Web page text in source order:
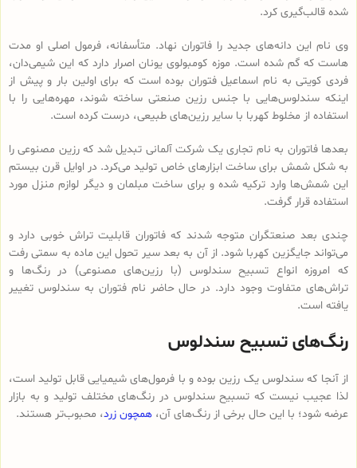
شده قالب‌گیری کرد.
وی نام این دانه‌های جدید را فاتوران نهاد. متأسفانه، فرمول اصلی او مدت
هاست که گم شده است. موزه کومبولوی یونان اصرار دارد که این شیمی‌دان،
فردی کویتی به نام اسماعیل فتوران بوده است که برای اولین بار و پیش از
اینکه سندلوس‌هایی با جنس رزین صنعتی ساخته شوند، مهره‌هایی را با
استفاده از مخلوط کهربا با سایر رزین‌های طبیعی، درست کرده است.
بعدها فاتوران به نام تجاری یک شرکت آلمانی تبدیل شد که رزین مصنوعی را
به شکل شمش برای ساخت ابزارهای خاص تولید می‌کرد. در اوایل قرن بیستم
این شمش‌ها وارد ترکیه شده و برای ساخت مبلمان و دیگر لوازم منزل مورد
استفاده قرار گرفت.
چندی بعد صنعتگران متوجه شدند که فاتوران قابلیت تراش خوبی دارد و
می‌تواند جایگزین کهربا شود. از آن به بعد سیر تحول این ماده به سمتی رفت
که امروزه انواع تسبیح‌ سندلوس (با رزین‌های مصنوعی) در رنگ‌ها و
تراش‌های متفاوت وجود دارد. در حال حاضر نام فتوران به سندلوس تغییر
یافته است.
رنگ‌های تسبیح سندلوس
از آنجا که سندلوس یک رزین بوده و با فرمول‌های شیمیایی قابل تولید است،
لذا عجیب نیست که تسبیح سندلوس در رنگ‌های مختلف تولید و به بازار
عرضه شود؛ با این حال برخی از رنگ‌های آن، همچون زرد، محبوب‌تر هستند.